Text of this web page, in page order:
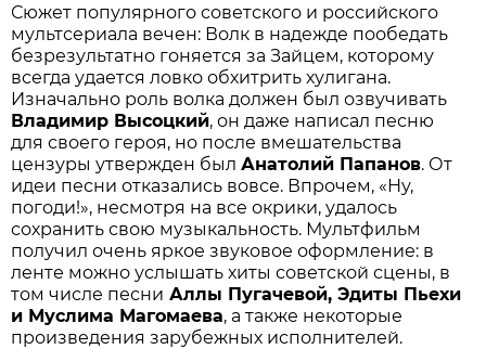
Сюжет популярного советского и российского
мультсериала вечен: Волк в надежде пообедать
безрезультатно гоняется за Зайцем, которому
всегда удается ловко обхитрить хулигана.
Изначально роль волка должен был озвучивать
Владимир Высоцкий, он даже написал песню
для своего героя, но после вмешательства
цензуры утвержден былАнатолий Папанов. От
идеи песни отказались вовсе. Впрочем, «Ну,
погоди!», несмотря на все окрики, удалось
сохранить свою музыкальность. Мультфильм
получил очень яркое звуковое оформление: в
ленте можно услышать хиты советской сцены, в
том числе песни Аллы Пугачевой, Эдиты Пьехи
и Муслима Магомаева, а также некоторые
произведения зарубежных исполнителей.